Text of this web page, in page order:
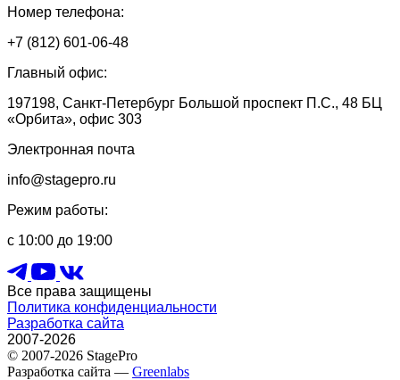
Номер телефона:
+7 (812) 601-06-48
Главный офис:
197198, Санкт-Петербург Большой проспект П.С., 48 БЦ
«Орбита», офис 303
Электронная почта
info@stagepro.ru
Режим работы:
с 10:00 до 19:00
Все права защищены
Политика конфиденциальности
Разработка сайта
2007-2026
© 2007-2026 StagePro
Разработка сайта — Greenlabs